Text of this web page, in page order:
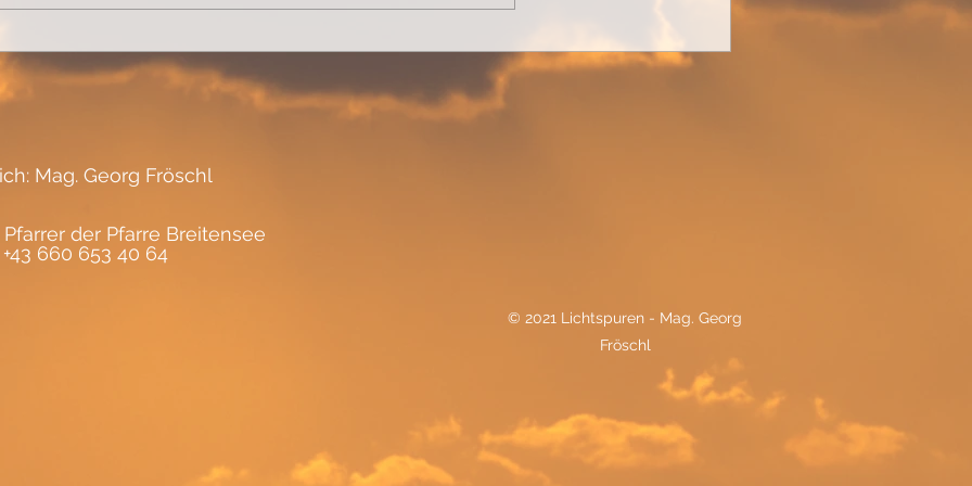
Mag. Georg Fröschl
der Pfarre Breitensee
+43 660 653 40 64
© 2021 Lichtspuren - Mag. Georg
Fröschl